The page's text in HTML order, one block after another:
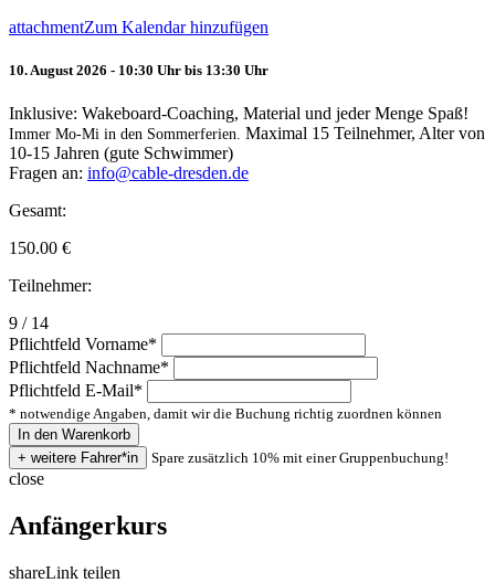
attachmentZum Kalendar hinzufügen
10. August 2026 - 10:30 Uhr bis 13:30 Uhr
Inklusive: Wakeboard-Coaching, Material und jeder Menge Spaß!
Immer Mo-Mi in den Sommerferien. Maximal 15 Teilnehmer, Alter von
10-15 Jahren (gute Schwimmer)
Fragen an: info@cable-dresden.de
Gesamt:
150.00 €
Teilnehmer:
9 / 14
Pflichtfeld Vorname*
Pflichtfeld Nachname*
Pflichtfeld E-Mail*
* notwendige Angaben, damit wir die Buchung richtig zuordnen können
Spare zusätzlich 10% mit einer Gruppenbuchung!
close
Anfängerkurs
shareLink teilen